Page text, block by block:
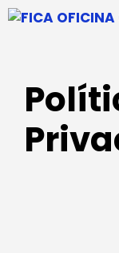
Saltar
para